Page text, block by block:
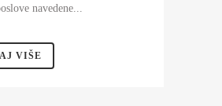
navedene...
VIŠE